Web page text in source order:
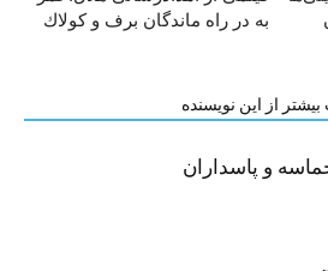
به در راه ماندگان برف و كولاك
از این نویسنده
و پاسداران